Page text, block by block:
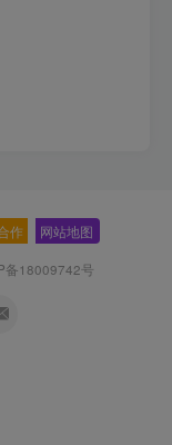
作 网站地图
备18009742号